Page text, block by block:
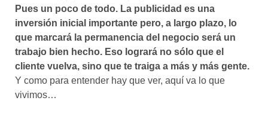
Pues un poco de todo. La publicidad es una
inversión inicial importante pero, a largo plazo, lo
que marcará la permanencia del negocio será un
trabajo bien hecho. Eso logrará no sólo que el
cliente vuelva, sino que te traiga a más y más gente.
Y como para entender hay que ver, aquí va lo que
vivimos…